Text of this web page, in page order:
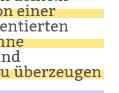
einer
überzeugen